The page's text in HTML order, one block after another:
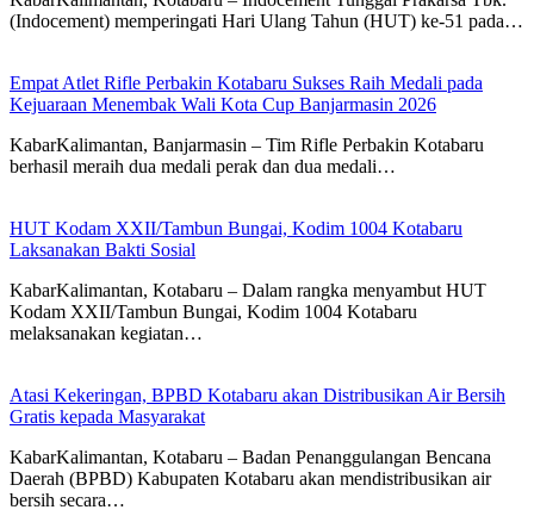
(Indocement) memperingati Hari Ulang Tahun (HUT) ke-51 pada…
Empat Atlet Rifle Perbakin Kotabaru Sukses Raih Medali pada
Kejuaraan Menembak Wali Kota Cup Banjarmasin 2026
KabarKalimantan, Banjarmasin – Tim Rifle Perbakin Kotabaru
berhasil meraih dua medali perak dan dua medali…
HUT Kodam XXII/Tambun Bungai, Kodim 1004 Kotabaru
Laksanakan Bakti Sosial
KabarKalimantan, Kotabaru – Dalam rangka menyambut HUT
Kodam XXII/Tambun Bungai, Kodim 1004 Kotabaru
melaksanakan kegiatan…
Atasi Kekeringan, BPBD Kotabaru akan Distribusikan Air Bersih
Gratis kepada Masyarakat
KabarKalimantan, Kotabaru – Badan Penanggulangan Bencana
Daerah (BPBD) Kabupaten Kotabaru akan mendistribusikan air
bersih secara…